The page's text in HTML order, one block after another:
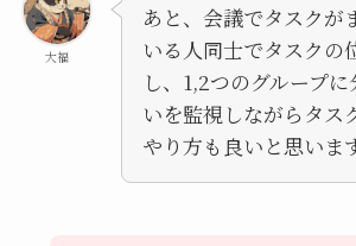
大福
あと、会議でタスクが
いる人同士でタスクの
し、1,2つのグループ
いを監視しながらタス
やり方も良いと思いま